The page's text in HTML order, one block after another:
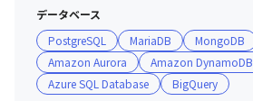
データベース
PostgreSQL
MariaDB MongoDB
Amazon Aurora
Amazon DynamoDB
Azure SQL Database
BigQuery